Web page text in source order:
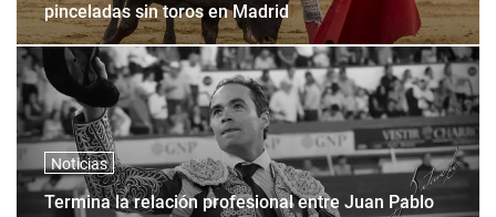
pinceladas sin toros en Madrid
Noticias
Termina la relación profesional entre Juan Pablo